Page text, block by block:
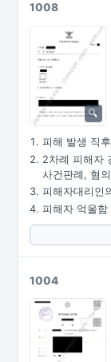
1008
피해 발생 직
2차례 피해자
사건판례, 혐
피해자대리인
피해자 억울함
1004